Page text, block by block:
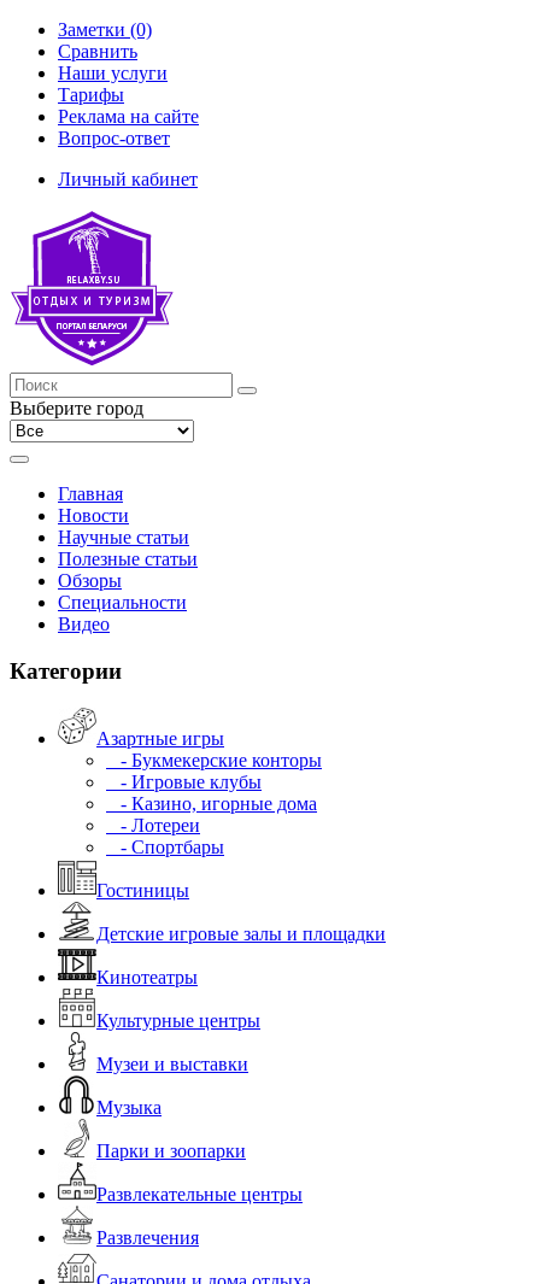
Заметки (0)
Сравнить
Наши услуги
Тарифы
Реклама на сайте
Вопрос-ответ
Личный кабинет
Выберите город
Главная
Новости
Научные статьи
Полезные статьи
Обзоры
Специальности
Видео
Категории
Азартные игры
- Букмекерские конторы
- Игровые клубы
- Казино, игорные дома
- Лотереи
- Спортбары
Гостиницы
Детские игровые залы и площадки
Кинотеатры
Культурные центры
Музеи и выставки
Музыка
Парки и зоопарки
Развлекательные центры
Развлечения